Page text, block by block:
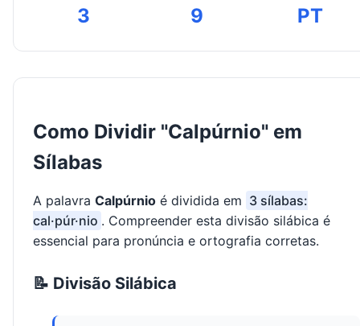
3 9 PT
Como Dividir "Calpúrnio" em
Sílabas
A palavra Calpúrnio é dividida em 3 sílabas:
cal·púr·nio . Compreender esta divisão silábica é
essencial para pronúncia e ortografia corretas.
📝 Divisão Silábica